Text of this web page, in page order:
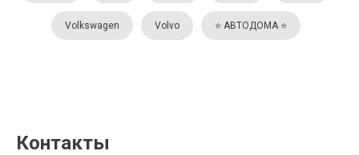
Volkswagen Volvo ⭐️ АВТОДОМА ⭐️
Контакты